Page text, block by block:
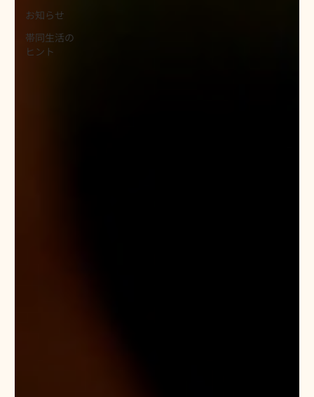
お知らせ
帯同生活の
ヒント